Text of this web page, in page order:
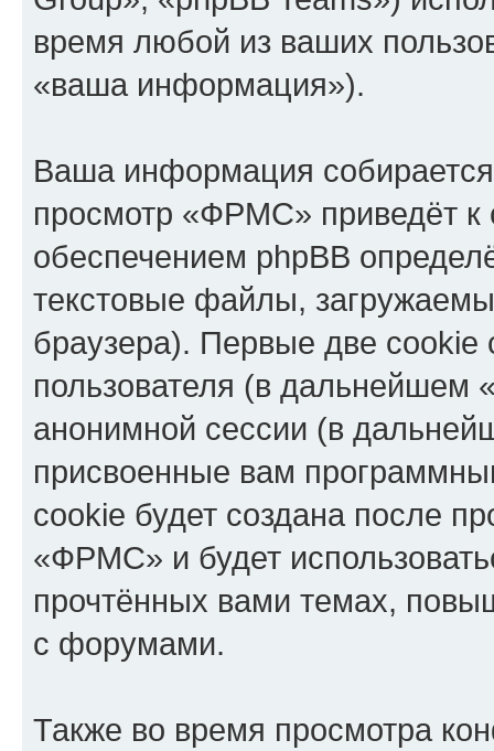
время любой из ваших
«ваша информация»).
Ваша информация
просмотр «ФРМС» приведёт
обеспечением phpBB
текстовые файлы,
браузера). Первые две cookie
пользователя (в дальнейшем
анонимной сессии (в
присвоенные вам
cookie будет создана после
«ФРМС» и будет
прочтённых вами темах,
с форумами.
Также во время просмотра